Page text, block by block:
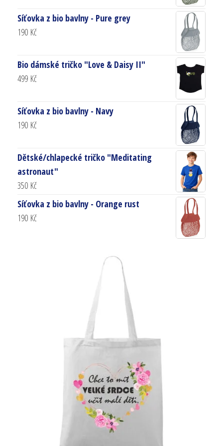
Síťovka z bio bavlny - Pure grey
190 Kč
Bio dámské tričko "Love & Daisy II"
499 Kč
Síťovka z bio bavlny - Navy
190 Kč
Dětské/chlapecké tričko "Meditating
astronaut"
350 Kč
Síťovka z bio bavlny - Orange rust
190 Kč